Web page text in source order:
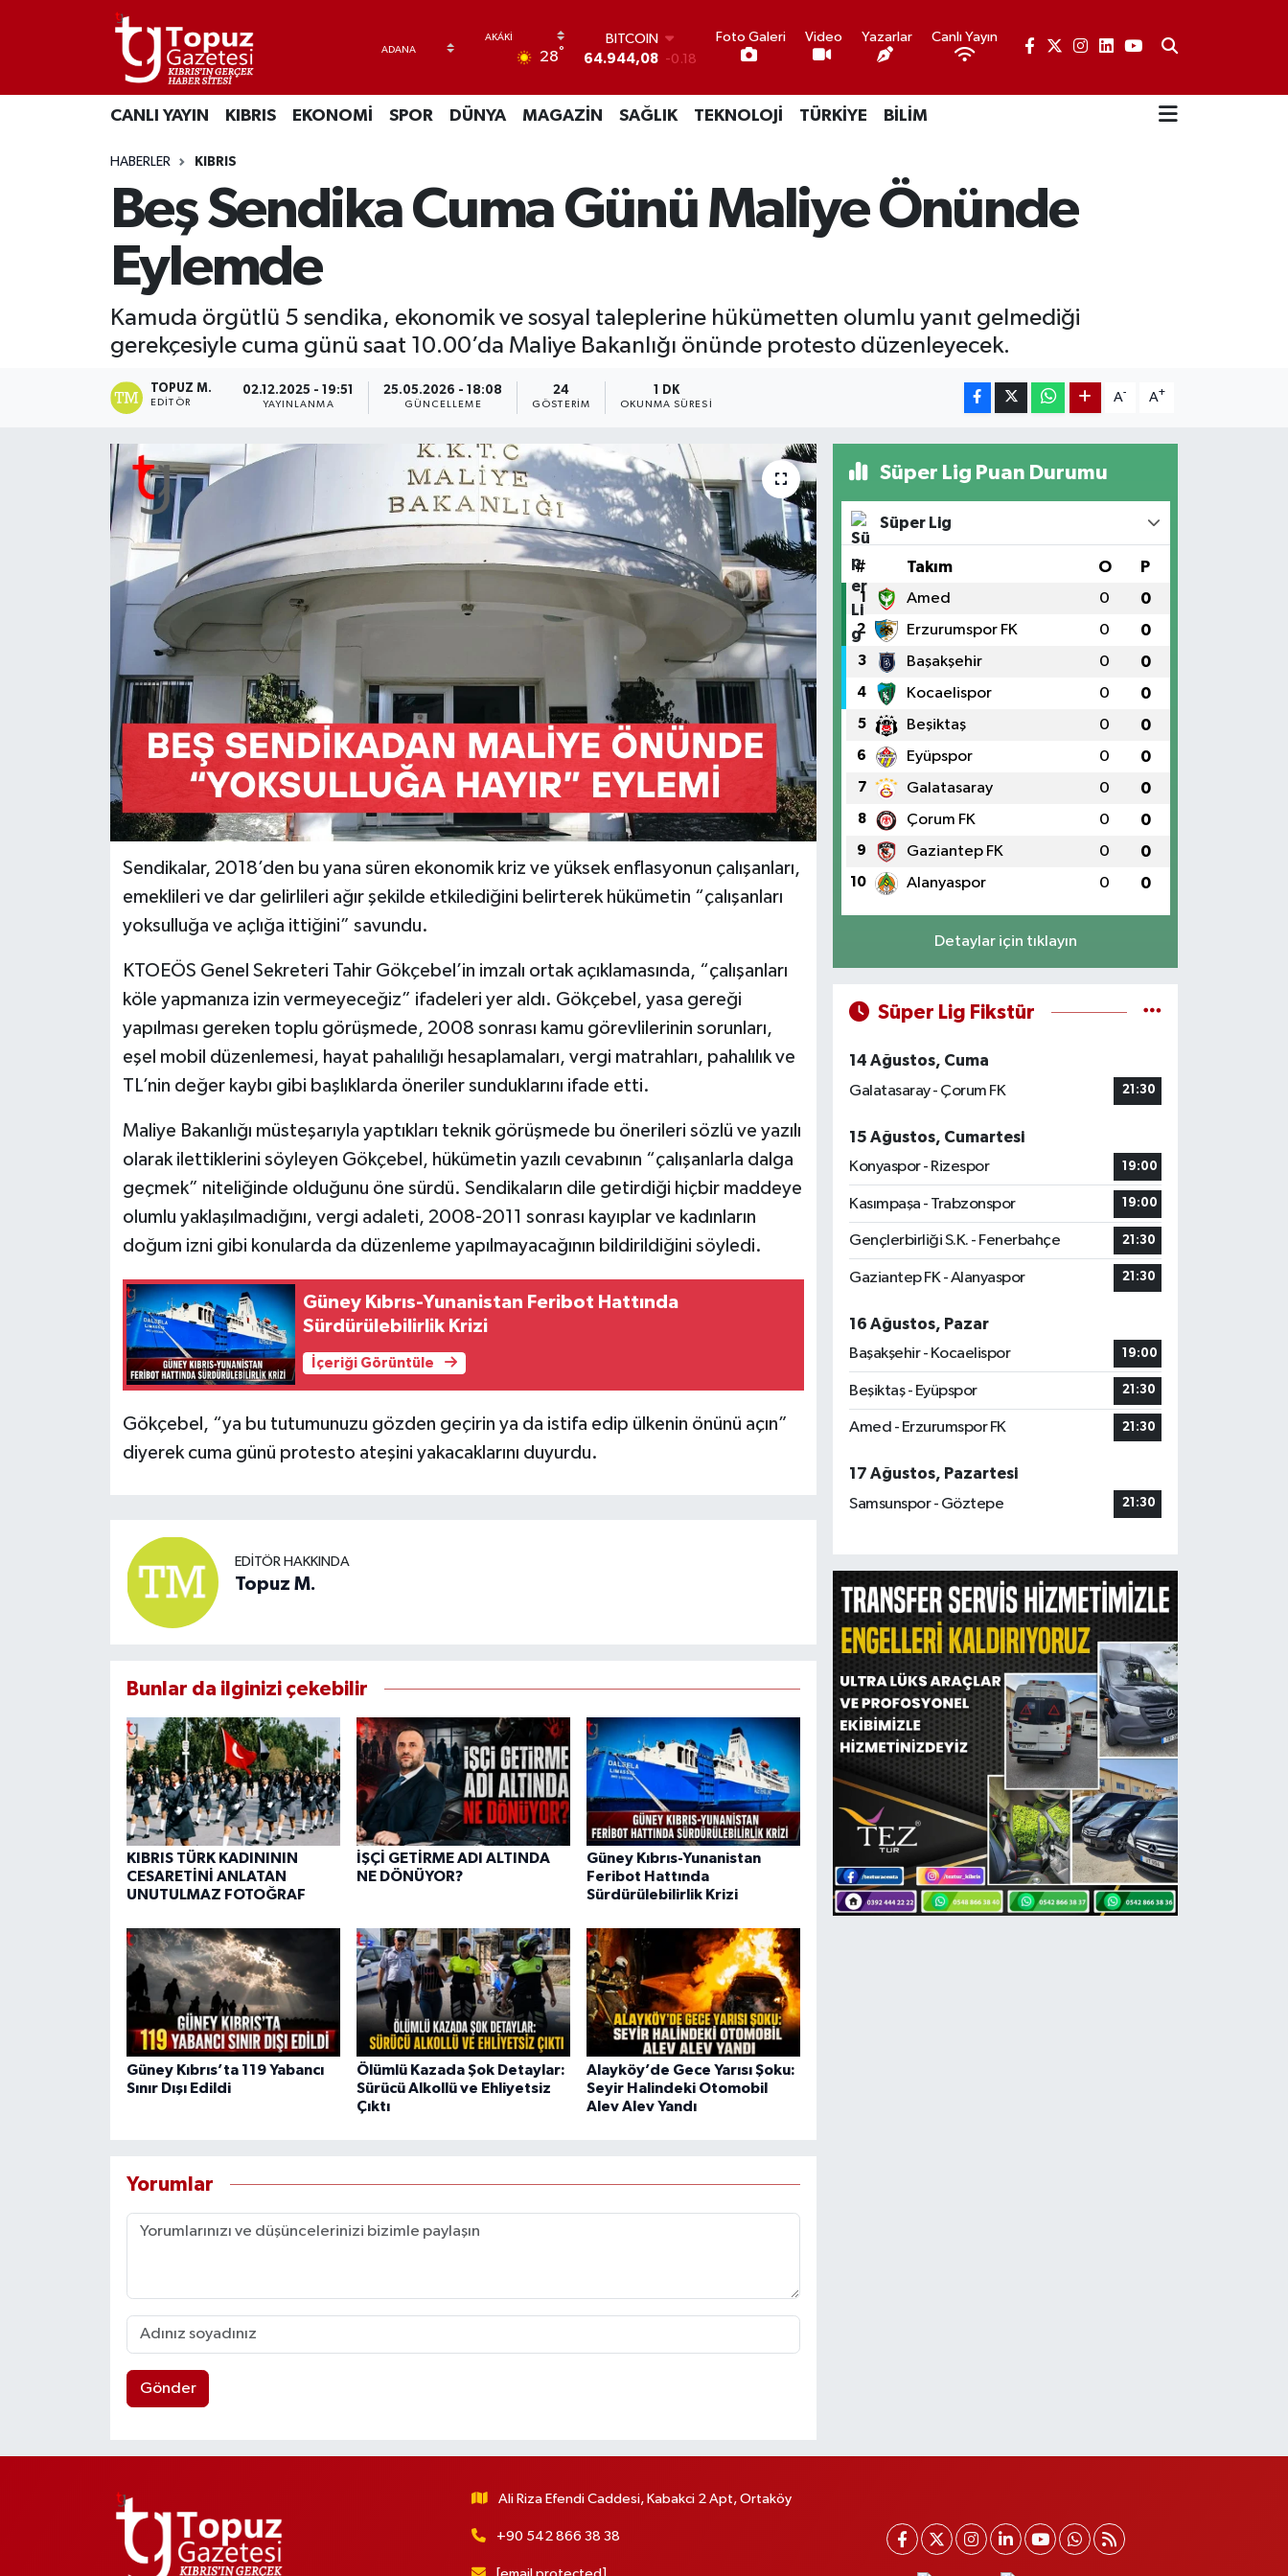
28°
BITCOIN
64.944,08 -0.18
47,7436 0.18
EURO
GRAM ALTIN
6660.55
0.03
Foto Galeri Video Yazarlar Canlı Yayın
CANLI YAYIN KIBRIS EKONOMİ SPOR DÜNYA MAGAZİN SAĞLIK TEKNOLOJİ TÜRKİYE BİLİM
HABERLER KIBRIS
Beş Sendika Cuma Günü Maliye Önünde
Eylemde
Kamuda örgütlü 5 sendika, ekonomik ve sosyal taleplerine hükümetten olumlu yanıt gelmediği
gerekçesiyle cuma günü saat 10.00’da Maliye Bakanlığı önünde protesto düzenleyecek.
TOPUZ M.
EDITÖR
02.12.2025 - 19:51
YAYINLANMA
25.05.2026 - 18:08
GÜNCELLEME
24
GÖSTERIM
1 DK
OKUNMA SÜRESI
A- A+
Sendikalar, 2018’den bu yana süren ekonomik kriz ve yüksek enflasyonun çalışanları,
emeklileri ve dar gelirlileri ağır şekilde etkilediğini belirterek hükümetin “çalışanları
yoksulluğa ve açlığa ittiğini” savundu.
KTOEÖS Genel Sekreteri Tahir Gökçebel’in imzalı ortak açıklamasında, “çalışanları
köle yapmanıza izin vermeyeceğiz” ifadeleri yer aldı. Gökçebel, yasa gereği
yapılması gereken toplu görüşmede, 2008 sonrası kamu görevlilerinin sorunları,
eşel mobil düzenlemesi, hayat pahalılığı hesaplamaları, vergi matrahları, pahalılık ve
TL’nin değer kaybı gibi başlıklarda öneriler sunduklarını ifade etti.
Maliye Bakanlığı müsteşarıyla yaptıkları teknik görüşmede bu önerileri sözlü ve yazılı
olarak ilettiklerini söyleyen Gökçebel, hükümetin yazılı cevabının “çalışanlarla dalga
geçmek” niteliğinde olduğunu öne sürdü. Sendikaların dile getirdiği hiçbir maddeye
olumlu yaklaşılmadığını, vergi adaleti, 2008-2011 sonrası kayıplar ve kadınların
doğum izni gibi konularda da düzenleme yapılmayacağının bildirildiğini söyledi.
Güney Kıbrıs-Yunanistan Feribot Hattında
Sürdürülebilirlik Krizi
İçeriği Görüntüle
Gökçebel, “ya bu tutumunuzu gözden geçirin ya da istifa edip ülkenin önünü açın”
diyerek cuma günü protesto ateşini yakacaklarını duyurdu.
EDITÖR HAKKINDA
Topuz M.
Bunlar da ilginizi çekebilir
KIBRIS TÜRK KADINININ
CESARETİNİ ANLATAN
UNUTULMAZ FOTOĞRAF
İŞÇİ GETİRME ADI ALTINDA
NE DÖNÜYOR?
Güney Kıbrıs-Yunanistan
Feribot Hattında
Sürdürülebilirlik Krizi
Güney Kıbrıs’ta 119 Yabancı
Sınır Dışı Edildi
Ölümlü Kazada Şok Detaylar:
Sürücü Alkollü ve Ehliyetsiz
Çıktı
Alayköy’de Gece Yarısı Şoku:
Seyir Halindeki Otomobil
Alev Alev Yandı
Yorumlar
Gönder
Süper Lig Puan Durumu
Süper Lig
# Takım O P
1 Amed 0 0
2 Erzurumspor FK 0 0
3 Başakşehir 0 0
4 Kocaelispor 0 0
5 Beşiktaş 0 0
6 Eyüpspor 0 0
7 Galatasaray 0 0
8 Çorum FK 0 0
9 Gaziantep FK 0 0
10 Alanyaspor 0 0
Detaylar için tıklayın
Süper Lig Fikstür
14 Ağustos, Cuma
Galatasaray - Çorum FK
21:30
15 Ağustos, Cumartesi
Konyaspor - Rizespor
19:00
Kasımpaşa - Trabzonspor 19:00
Gençlerbirliği S.K. - Fenerbahçe 21:30
Gaziantep FK - Alanyaspor 21:30
16 Ağustos, Pazar
Başakşehir - Kocaelispor
19:00
Beşiktaş - Eyüpspor 21:30
Amed - Erzurumspor FK 21:30
17 Ağustos, Pazartesi
Samsunspor - Göztepe
21:30
Ali Riza Efendi Caddesi, Kabakci 2 Apt, Ortaköy
+90 542 866 38 38
EKONOMİ
MAGAZİN
TÜRKİYE
Lefkoşa Nöbetçi Eczaneler
Lefkoşa Hava Durumu
Lefkoşa Trafik Yoğunluk Haritası
Süper Lig Puan Durumu ve Fikstür
Tüm Manşetler
Son Dakika Haberleri